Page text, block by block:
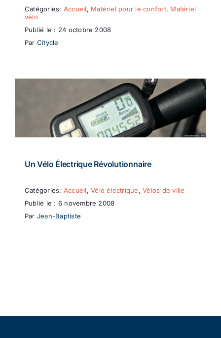
Catégories: Accueil, Matériel pour le confort, Matériel
vélo
Publié le : 24 octobre 2008
Par Citycle
Un Vélo Électrique Révolutionnaire
Catégories: Accueil,Vélo électrique,Vélos de ville
Publié le : 6 novembre 2008
Par Jean-Baptiste